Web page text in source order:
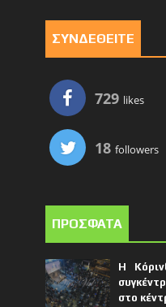
ΣΥΝΔΕΘΕΙΤΕ
729 likes
18 followers
ΠΡΟΣΦΑΤΑ
Η
στο